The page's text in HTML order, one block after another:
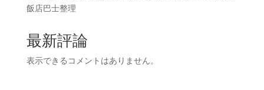
飯店巴士整理
最新評論
表示できるコメントはありません。